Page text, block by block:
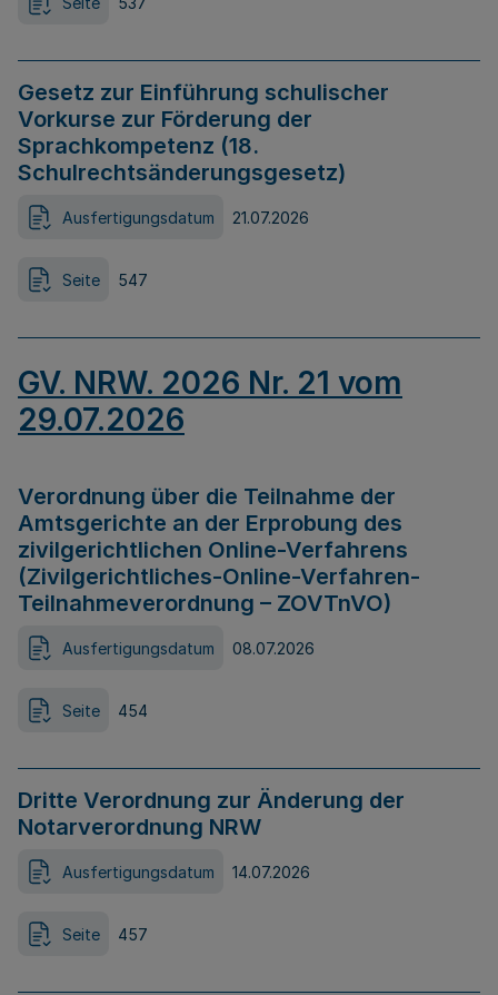
Gesetz zur Einführung schulischer
Vorkurse zur Förderung der
Sprachkompetenz (18.
Schulrechtsänderungsgesetz)
Ausfertigungsdatum 21.07.2026
Seite 547
GV. NRW. 2026 Nr. 21 vom
29.07.2026
Verordnung über die Teilnahme der
Amtsgerichte an der Erprobung des
zivilgerichtlichen Online-Verfahrens
(Zivilgerichtliches-Online-Verfahren-
Teilnahmeverordnung – ZOVTnVO)
Ausfertigungsdatum 08.07.2026
Seite 454
Dritte Verordnung zur Änderung der
Notarverordnung NRW
Ausfertigungsdatum 14.07.2026
Seite 457